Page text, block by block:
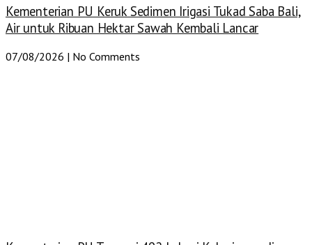
Kementerian PU Keruk Sedimen Irigasi Tukad Saba Bali,
Air untuk Ribuan Hektar Sawah Kembali Lancar
07/08/2026 No Comments